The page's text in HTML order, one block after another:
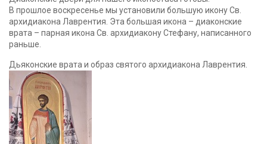
В прошлое воскресенье мы установили большую икону Св.
архидиакона Лаврентия. Эта большая икона – диаконские
врата – парная икона Св. архидиакону Стефану, написанного
раньше.
Дьяконские врата и образ святого архидиакона Лаврентия.